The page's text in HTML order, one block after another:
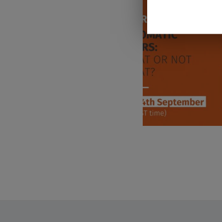
NANOLASER
TROCKENES AUGE